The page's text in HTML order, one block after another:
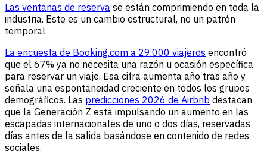
Las ventanas de reserva se están comprimiendo en toda la
industria. Este es un cambio estructural, no un patrón
temporal.
La encuesta de Booking.com a 29.000 viajeros encontró
que el 67% ya no necesita una razón u ocasión específica
para reservar un viaje. Esa cifra aumenta año tras año y
señala una espontaneidad creciente en todos los grupos
demográficos. Las predicciones 2026 de Airbnb destacan
que la Generación Z está impulsando un aumento en las
escapadas internacionales de uno o dos días, reservadas
días antes de la salida basándose en contenido de redes
sociales.